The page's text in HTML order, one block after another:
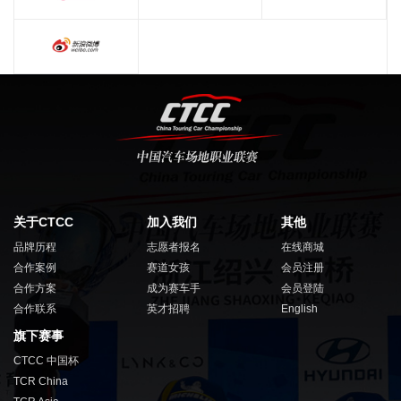
关于CTCC
品牌历程
合作案例
合作方案
合作联系
加入我们
志愿者报名
赛道女孩
成为赛车手
英才招聘
其他
在线商城
会员注册
会员登陆
English
旗下赛事
CTCC 中国杯
TCR China